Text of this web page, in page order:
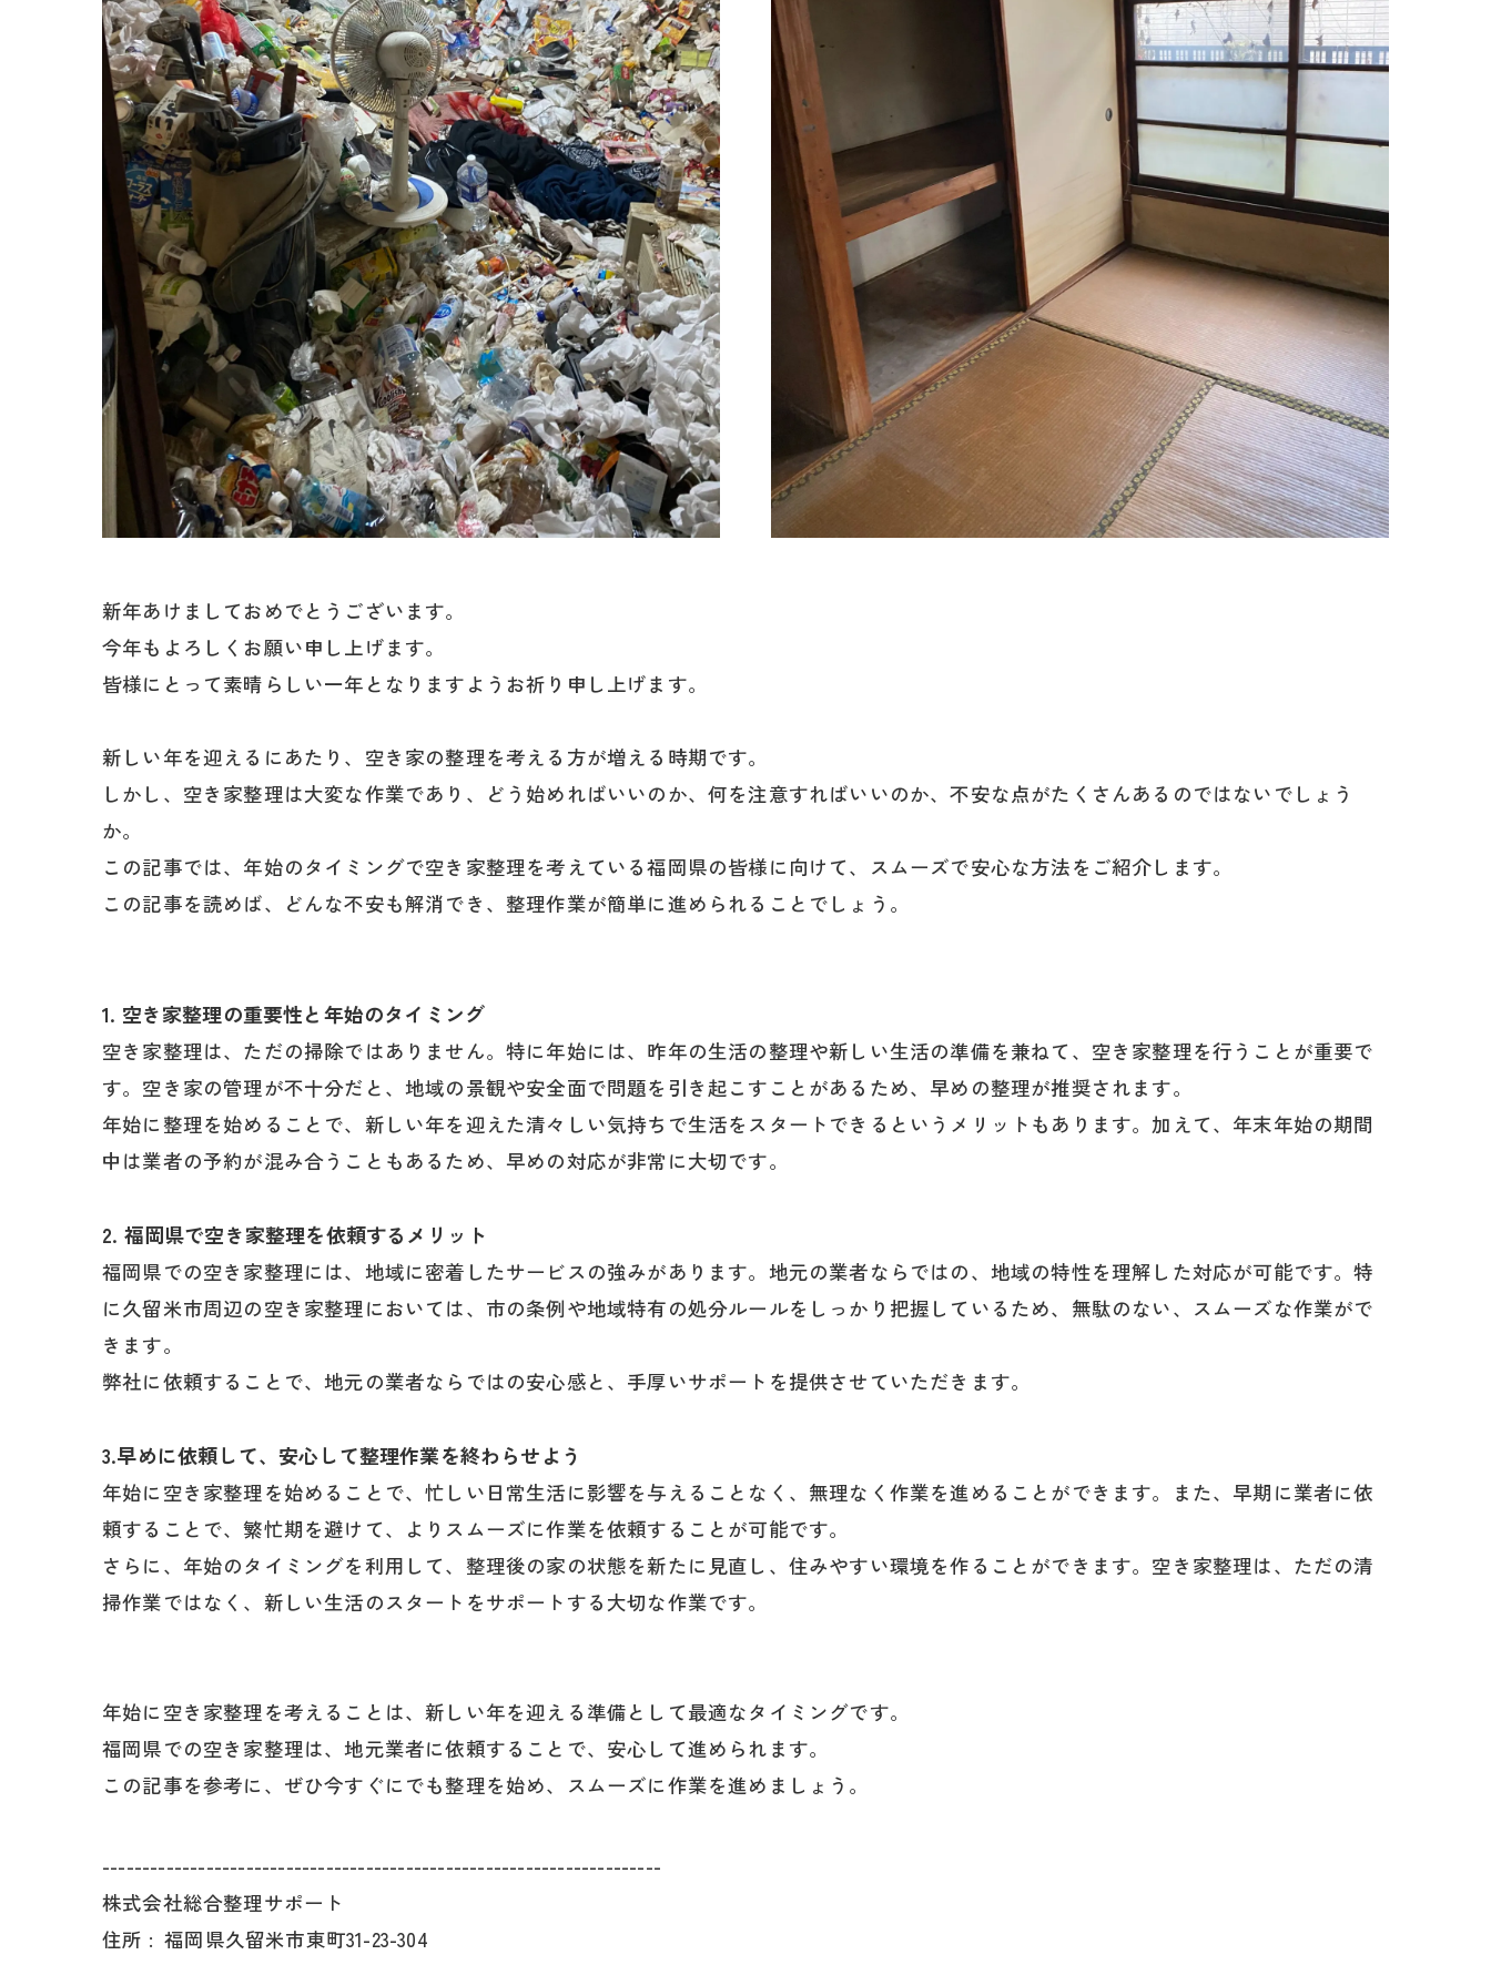
新年あけましておめでとうございます。
今年もよろしくお願い申し上げます。
皆様にとって素晴らしい一年となりますようお祈り申し上げます。
新しい年を迎えるにあたり、空き家の整理を考える方が増える時期です。
しかし、空き家整理は大変な作業であり、どう始めればいいのか、何を注意すればいいのか、不安な点がたくさんあるのではないでしょう
か。
この記事では、年始のタイミングで空き家整理を考えている福岡県の皆様に向けて、スムーズで安心な方法をご紹介します。
この記事を読めば、どんな不安も解消でき、整理作業が簡単に進められることでしょう。
1. 空き家整理の重要性と年始のタイミング
空き家整理は、ただの掃除ではありません。特に年始には、昨年の生活の整理や新しい生活の準備を兼ねて、空き家整理を行うことが重要で
す。空き家の管理が不十分だと、地域の景観や安全面で問題を引き起こすことがあるため、早めの整理が推奨されます。
年始に整理を始めることで、新しい年を迎えた清々しい気持ちで生活をスタートできるというメリットもあります。加えて、年末年始の期間
中は業者の予約が混み合うこともあるため、早めの対応が非常に大切です。
2. 福岡県で空き家整理を依頼するメリット
福岡県での空き家整理には、地域に密着したサービスの強みがあります。地元の業者ならではの、地域の特性を理解した対応が可能です。特
に久留米市周辺の空き家整理においては、市の条例や地域特有の処分ルールをしっかり把握しているため、無駄のない、スムーズな作業がで
きます。
弊社に依頼することで、地元の業者ならではの安心感と、手厚いサポートを提供させていただきます。
3.早めに依頼して、安心して整理作業を終わらせよう
年始に空き家整理を始めることで、忙しい日常生活に影響を与えることなく、無理なく作業を進めることができます。また、早期に業者に依
頼することで、繁忙期を避けて、よりスムーズに作業を依頼することが可能です。
さらに、年始のタイミングを利用して、整理後の家の状態を新たに見直し、住みやすい環境を作ることができます。空き家整理は、ただの清
掃作業ではなく、新しい生活のスタートをサポートする大切な作業です。
年始に空き家整理を考えることは、新しい年を迎える準備として最適なタイミングです。
福岡県での空き家整理は、地元業者に依頼することで、安心して進められます。
この記事を参考に、ぜひ今すぐにでも整理を始め、スムーズに作業を進めましょう。
----------------------------------------------------------------------
株式会社総合整理サポート
住所 :福岡県久留米市東町31-23-304